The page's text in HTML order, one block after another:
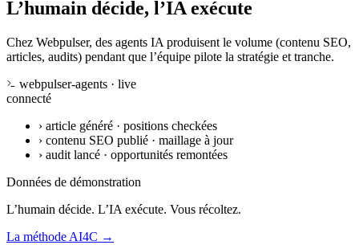
L’humain décide, l’IA exécute
Chez Webpulser, des agents IA produisent le volume (contenu SEO,
articles, audits) pendant que l’équipe pilote la stratégie et tranche.
webpulser-agents · live
connecté
› article généré · positions checkées
› contenu SEO publié · maillage à jour
› audit lancé · opportunités remontées
Données de démonstration
L’humain décide. L’IA exécute. Vous récoltez.
La méthode AI4C →